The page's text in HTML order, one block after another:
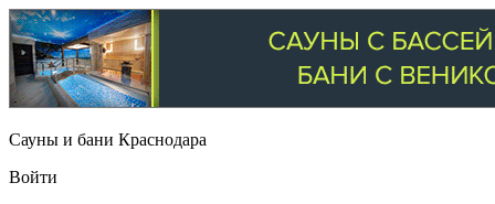
Сауны и бани Краснодара
Войти